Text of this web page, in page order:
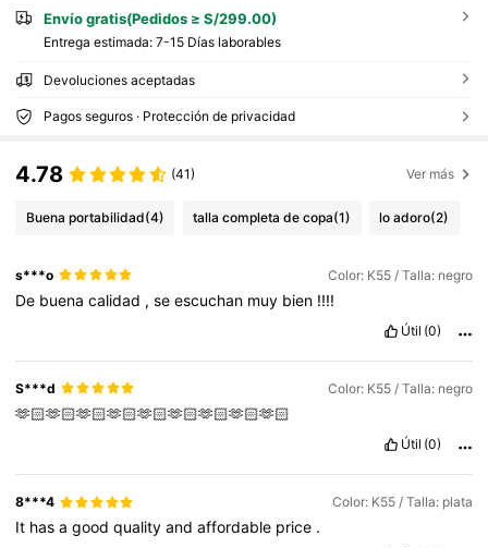
Envío gratis(Pedidos ≥ S/299.00)
Entrega estimada: 7-15 Días laborables
Devoluciones aceptadas
Pagos seguros · Protección de privacidad
4.78 (41) Ver más
Buena portabilidad(4) talla completa de copa(1) lo adoro(2)
s***o Color: K55 / Talla: negro
De buenacalidad ,seescuchan muy bien !!!!
Útil (0)
S***d Color: K55 / Talla: negro
🫶🏻🫶🏻🫶🏻🫶🏻🫶🏻🫶🏻🫶🏻🫶🏻🫶🏻
Útil (0)
8***4 Color: K55 / Talla: plata
It hasagoodqualityandaffordable price .